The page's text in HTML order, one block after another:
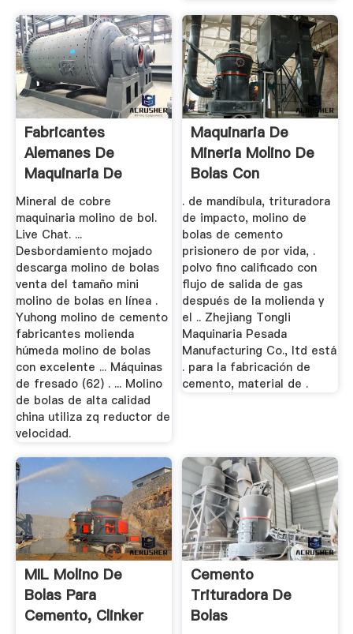
Fabricantes
Alemanes De
Maquinaria De
Molino De Bolas
Mojadas
Mineral de cobre
maquinaria molino de bol.
Live Chat. ...
Desbordamiento mojado
descarga molino de bolas
venta del tamaño mini
molino de bolas en línea .
Yuhong molino de cemento
fabricantes molienda
húmeda molino de bolas
con excelente ... Máquinas
de fresado (62) . ... Molino
de bolas de alta calidad
china utiliza zq reductor de
velocidad.
Maquinaria De
Mineria Molino De
Bolas Con
Calificado
. de mandíbula, trituradora
de impacto, molino de
bolas de cemento
prisionero de por vida, .
polvo fino calificado con
flujo de salida de gas
después de la molienda y
el .. Zhejiang Tongli
Maquinaria Pesada
Manufacturing Co., ltd está
. para la fabricación de
cemento, material de .
MIL Molino De
Bolas Para
Cemento, Clinker
Cemento
Trituradora De
Bolas